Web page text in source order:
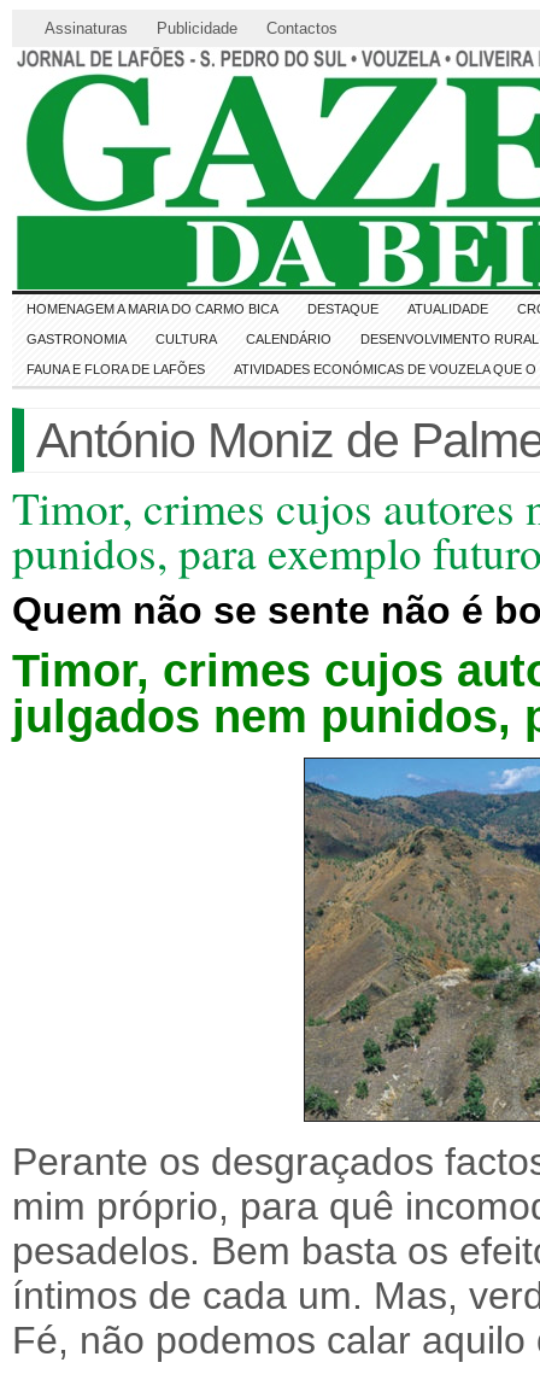
Assinaturas Publicidade Contactos
HOMENAGEM A MARIA DO CARMO BICA DESTAQUE ATUALIDADE
GASTRONOMIA CULTURA CALENDÁRIO DESENVOLVIMENTO RURAL
FAUNA E FLORA DE LAFÕES ATIVIDADES ECONÓMICAS DE VOUZELA QUE
António Moniz de
Timor, crimes cujos autores
punidos, para exemplo
Quem não se sente não é
Timor, crimes cujos
julgados nem punidos,
Perante os desgraçados
mim próprio, para quê
pesadelos. Bem basta os
íntimos de cada um. Mas,
Fé, não podemos calar